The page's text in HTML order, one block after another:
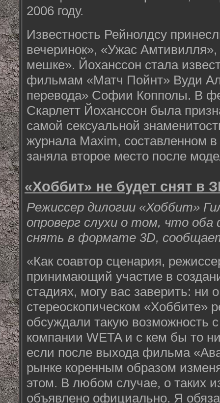
2006 году.
Известность Рейнолдсу
вечеринок», «Ужас
мешке». Йоханссон стала
фильмам «Матч Пойнт» Вуди
перевода» Софии Копполы. В
Скарлетт Йоханссон была
самой сексуальной
журнала Maxim, составленном
заняла второе место после
«Хоббит» не будет снят в
Режиссер дилогии «Хоббит»
опроверг слухи о том, что
снять в формате 3D,
«Как соавтор сценария,
принимающий участие в
стадиях, могу вас заверить: ни
стереоскопическом «Хоббите»
обсуждали такую возможность
компании WETA и с кем бы то
если после выхода фильма
рынке коренным образом
этом. В любом случае, о таких
объявлено официально. Я